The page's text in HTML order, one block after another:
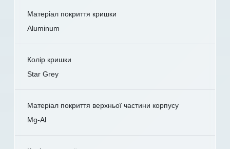
Матеріал покриття кришки
Aluminum
Колір кришки
Star Grey
Матеріал покриття верхньої частини корпусу
Mg-Al